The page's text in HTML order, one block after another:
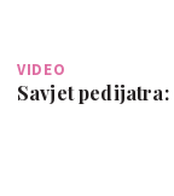
VIDEO
Savjet